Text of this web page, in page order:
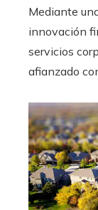
Mediante
innovación
servicios
afianzado